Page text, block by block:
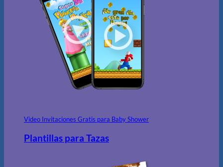
Video Invitaciones Gratis para Baby Shower
Plantillas para Tazas